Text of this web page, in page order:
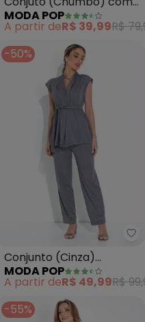
Recortes e Estampa
MODA POP
A partir deR$ 39,99R$
Pop - Conjunto
-50%
Conjunto (Cinza)
Cardigan e Calça
MODA POP
A partir deR$ 49,99R$
-55%